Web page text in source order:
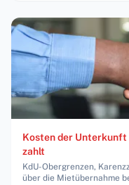
Kosten der Unterkunft
zahlt
KdU-Obergrenzen,
über die Mietübernahme